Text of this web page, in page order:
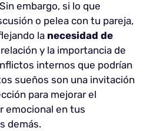
embargo, si lo que
o pelea con tu pareja,
la necesidad de
y la importancia de
internos que podrían
sueños son una invitación
para mejorar el
emocional en tus
demás.